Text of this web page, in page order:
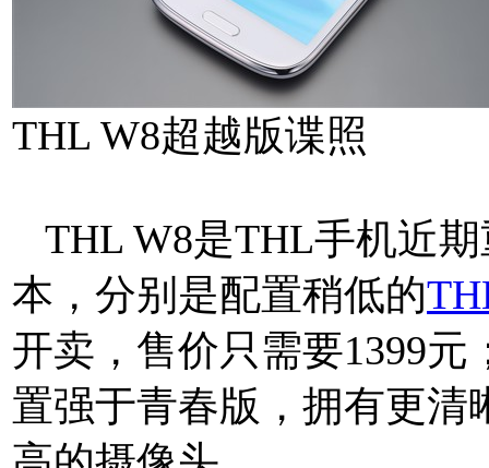
THL W8超越版谍照
THL W8是THL手机近
本，分别是配置稍低的
开卖，售价只需要1399
置强于青春版，拥有更清